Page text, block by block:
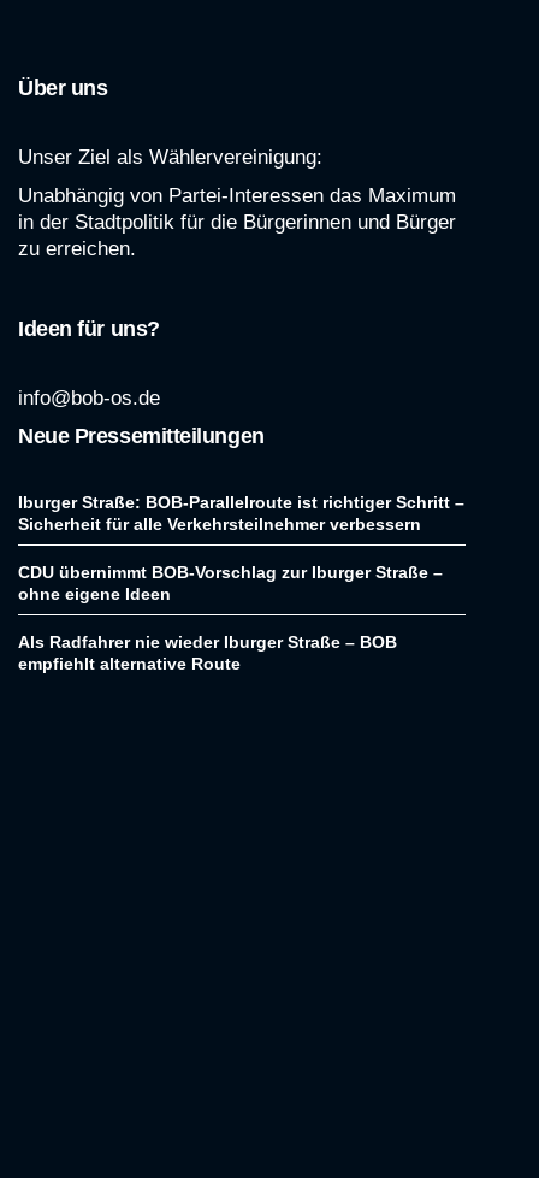
Über uns
Unser Ziel als Wählervereinigung:
Unabhängig von Partei-Interessen das Maximum
in der Stadtpolitik für die Bürgerinnen und Bürger
zu erreichen.
Ideen für uns?
info@bob-os.de
Neue Pressemitteilungen
Iburger Straße: BOB-Parallelroute ist richtiger Schritt –
Sicherheit für alle Verkehrsteilnehmer verbessern
CDU übernimmt BOB-Vorschlag zur Iburger Straße –
ohne eigene Ideen
Als Radfahrer nie wieder Iburger Straße – BOB
empfiehlt alternative Route